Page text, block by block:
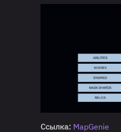
Ссылка: MapGenie